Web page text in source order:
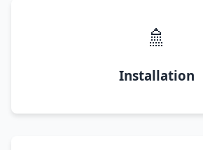
🚿
Installation